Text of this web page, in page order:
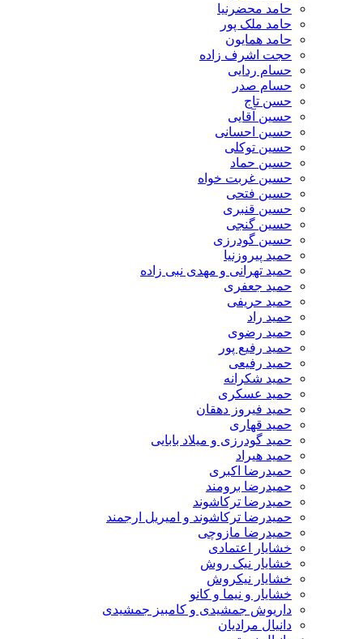
حامد محضرنیا
حامد ملک پور
حامد همایون
حجت اشرف زاده
حسام ردایی
حسام صدر
حسن تاج
حسین آقایی
حسین احسانی
حسین توکلی
حسین حماد
حسین غربت خواه
حسین فتحی
حسین قنبری
حسین گنجی
حسین گودرزی
حمید پیروزنیا
حمید تهرانی و مهدی نبی زاده
حمید جعفری
حمید حریفی
حمید راد
حمید رضوی
حمید رفیع پور
حمید رفیعی
حمید شکرانه
حمید عسکری
حمید فیروز دهقان
حمید قهاری
حمید گودرزی و میلاد بابایی
حمید هیراد
حمیدرضا اکبری
حمیدرضا برومند
حمیدرضا ترکاشوند
حمیدرضا ترکاشوند و امیریل ارجمند
حمیدرضا مازوچی
خشایار اعتمادی
خشایار نیک روش
خشایار نیکروش
خشایار و نیما و کانو
داریوش جمشیدی و کامبیز جمشیدی
دانیال مرادیان